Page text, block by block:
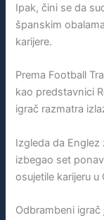
Ipak, čini se da
španskim
karijere.
Prema Football
kao predstavnici
igrač razmatra
Izgleda da
izbegao set
osujetile karijeru u
Odbrambeni